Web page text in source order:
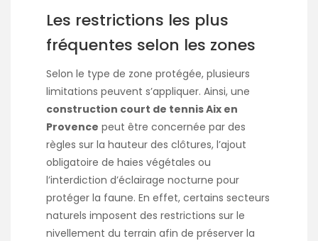
Les restrictions les plus
fréquentes selon les zones
Selon le type de zone protégée, plusieurs
limitations peuvent s’appliquer. Ainsi, une
construction court de tennis Aix en
Provence peut être concernée par des
règles sur la hauteur des clôtures, l’ajout
obligatoire de haies végétales ou
l’interdiction d’éclairage nocturne pour
protéger la faune. En effet, certains secteurs
naturels imposent des restrictions sur le
nivellement du terrain afin de préserver la